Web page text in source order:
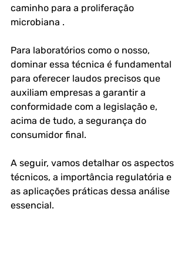
caminho para a proliferação
microbiana .
Para laboratórios como o nosso,
dominar essa técnica é fundamental
para oferecer laudos precisos que
auxiliam empresas a garantir a
conformidade com a legislação e,
acima de tudo, a segurança do
consumidor final.
A seguir, vamos detalhar os aspectos
técnicos, a importância regulatória e
as aplicações práticas dessa análise
essencial.